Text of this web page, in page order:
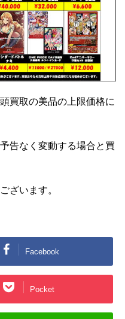
買取の美品の上限価格に
告なく変動する場合と買
ざいます。
Facebook
Pocket